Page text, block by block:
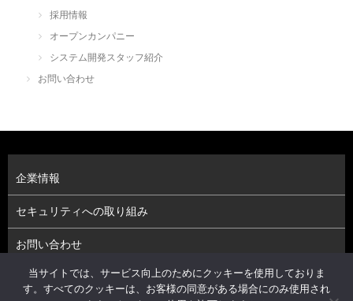
採用情報
オープンカンパニー
システム開発スタッフ紹介
お問い合わせ
企業情報
セキュリティへの取り組み
お問い合わせ
プライバシーポリシー（個人情報保護方針）
当サイトでは、サービス向上のためにクッキーを使用しておりま
す。すべてのクッキーは、お客様の同意がある場合にのみ使用され